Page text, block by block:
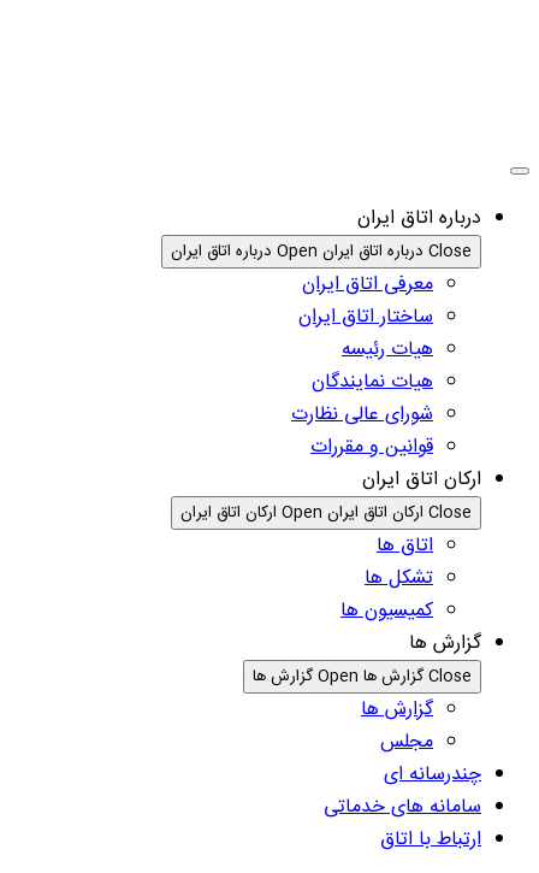
درباره اتاق ایران
Close درباره اتاق ایران Open درباره اتاق ایران
معرفی اتاق ایران
ساختار اتاق ایران
هیات رئیسه
هیات نمایندگان
شورای عالی نظارت
قوانین و مقررات
ارکان اتاق ایران
Close ارکان اتاق ایران Open ارکان اتاق ایران
اتاق ها
تشکل ها
کمیسیون ها
گزارش ها
Close گزارش ها Open گزارش ها
گزارش ها
مجلس
چندرسانه ای
سامانه های خدماتی
ارتباط با اتاق